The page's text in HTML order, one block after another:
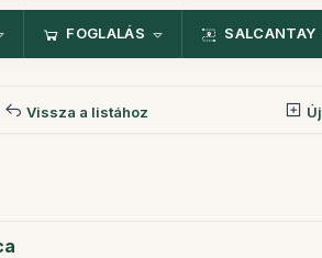
FOGLALÁS SALCANTAY
Vissza a listához